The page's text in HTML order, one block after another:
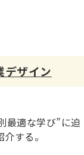
ザイン
最適な学び”に迫
する。